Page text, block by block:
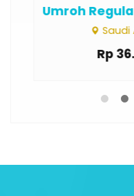
Umroh
Saudi
Rp